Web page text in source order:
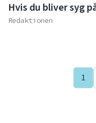
Hvis du bliver syg
Redaktionen
1